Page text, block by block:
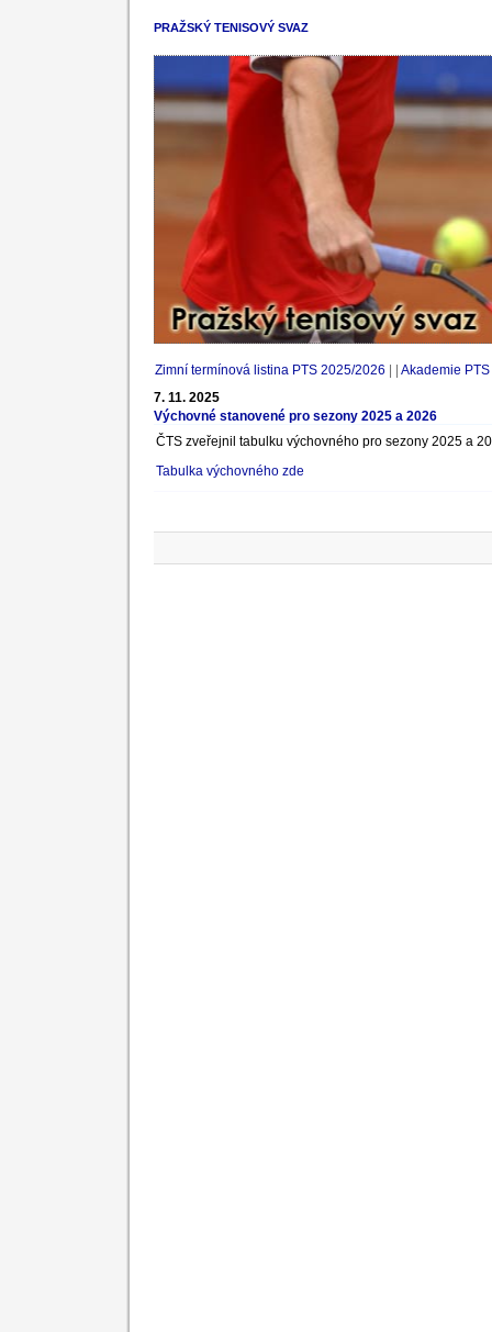
PRAŽSKÝ TENISOVÝ SVAZ
Zimní termínová listina PTS 2025/2026
Akademie
7. 11. 2025
Výchovné stanovené pro sezony 2025 a 2026
ČTS zveřejnil tabulku výchovného pro sezony 2025 a
Tabulka výchovného zde